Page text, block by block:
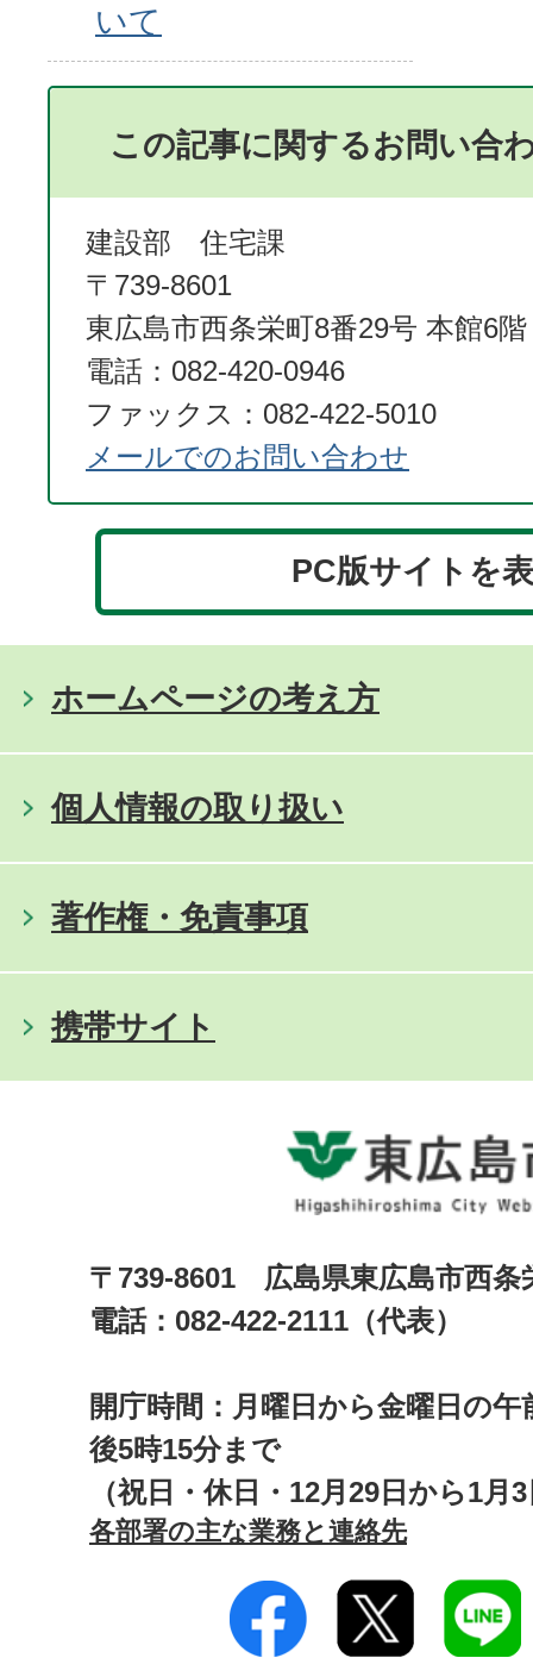
いて
この記事に関するお問い合
建設部 住宅課
〒739-8601
東広島市西条栄町8番29号 本館6階
電話：082-420-0946
ファックス：082-422-5010
メールでのお問い合わせ
PC版サイトを
ホームページの考え方
個人情報の取り扱い
著作権・免責事項
携帯サイト
〒739-8601 広島県東広島市西
電話：082-422-2111（代表）
開庁時間：月曜日から金曜日の午
後5時15分まで
（祝日・休日・12月29日から1月
各部署の主な業務と連絡先